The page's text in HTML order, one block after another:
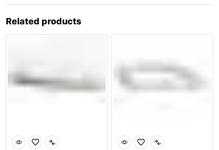
Related products